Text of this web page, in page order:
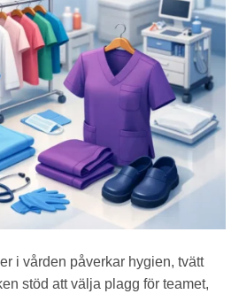
i vården påverkar hygien, tvätt
stöd att välja plagg för teamet,